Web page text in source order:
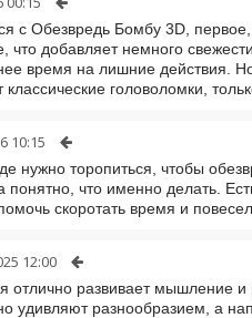
с Обезвредь Бомбу 3D,
что добавляет немного
время на лишние действия.
головоломки,
10:15
нужно торопиться, чтобы
понятно, что именно делать.
скоротать время и
12:00
отлично развивает мышление
удивляют разнообразием, а